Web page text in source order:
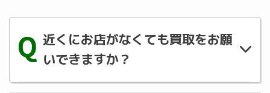
近くにお店がなくても買取をお願
いできますか？
宅配買取でご対応可能です。LINE にご登録